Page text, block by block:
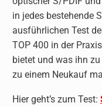
in jedes bestehende
ausführlichen Test
TOP 400 in der
bietet und was ihn
zu einem Neukauf
Hier geht’s zum Test: